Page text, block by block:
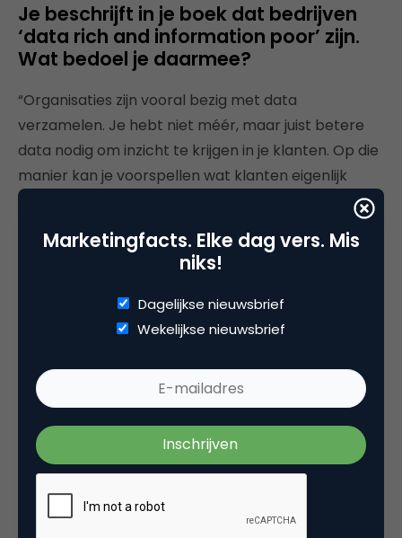
Je beschrijft in je boek dat bedrijven
‘data rich and information poor’ zijn.
Wat bedoel je daarmee?
“Organisaties zijn vooral bezig met data
verzamelen. Je hebt niet méér, maar juist betere
data nodig om inzicht te krijgen in je klanten. Op die
manier kan je voorspellen wat klanten eigenlijk
willen en dan kan je doen waarom je op deze aarde
bent: klanten dolgelukkig maken en op die manier
ook nog wat geld verdienen”, aldus Stolze.
Marketingfacts. Elke dag vers. Mis
niks!
Dagelijkse nieuwsbrief
Wekelijkse nieuwsbrief